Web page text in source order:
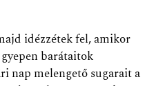
idézzétek fel, amikor
barátaitok
nap melengető sugarait a